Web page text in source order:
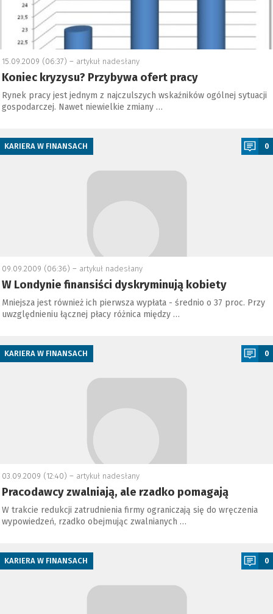
15.09.2009 (06:37) – artykuł nadesłany
Koniec kryzysu? Przybywa ofert pracy
Rynek pracy jest jednym z najczulszych wskaźników ogólnej sytuacji
gospodarczej. Nawet niewielkie zmiany …
KARIERA W FINANSACH 0
09.09.2009 (06:36) – artykuł nadesłany
W Londynie finansiści dyskryminują kobiety
Mniejsza jest również ich pierwsza wypłata - średnio o 37 proc. Przy
uwzględnieniu łącznej płacy różnica między …
KARIERA W FINANSACH 0
03.09.2009 (12:40) – artykuł nadesłany
Pracodawcy zwalniają, ale rzadko pomagają
W trakcie redukcji zatrudnienia firmy ograniczają się do wręczenia
wypowiedzeń, rzadko obejmując zwalnianych …
KARIERA W FINANSACH 0